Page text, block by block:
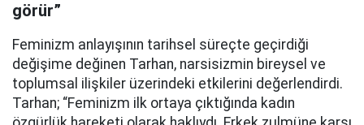
görür”
Feminizm anlayışının tarihsel süreçte geçirdiği
değişime değinen Tarhan, narsisizmin bireysel ve
toplumsal ilişkiler üzerindeki etkilerini değerlendirdi.
Tarhan; “Feminizm ilk ortaya çıktığında kadın